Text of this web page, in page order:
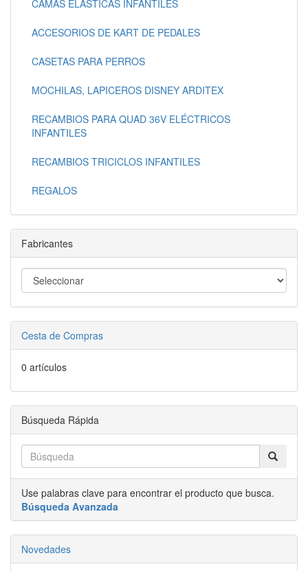
CAMAS ELASTICAS INFANTILES
ACCESORIOS DE KART DE PEDALES
CASETAS PARA PERROS
MOCHILAS, LAPICEROS DISNEY ARDITEX
RECAMBIOS PARA QUAD 36V ELÉCTRICOS
INFANTILES
RECAMBIOS TRICICLOS INFANTILES
REGALOS
Fabricantes
Cesta de Compras
0 artículos
Búsqueda Rápida
Use palabras clave para encontrar el producto que busca.
Búsqueda Avanzada
Novedades